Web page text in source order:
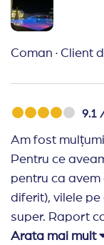
Coman · Client
9.1
Am fost
Pentru ce
pentru ca
diferit), vilele
super. Raport
sine, dotările,
Arata mai mult